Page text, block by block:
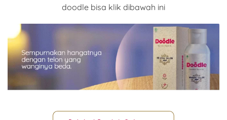
doodle bisa klik dibawah ini